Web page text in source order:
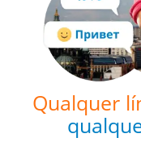
Qualquer